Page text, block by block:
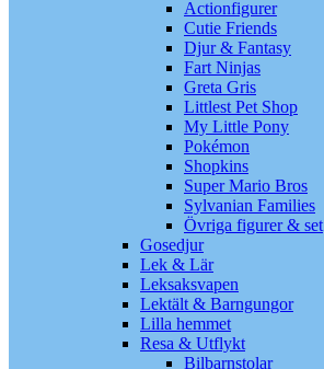
Actionfigurer
Cutie Friends
Djur & Fantasy
Fart Ninjas
Greta Gris
Littlest Pet Shop
My Little Pony
Pokémon
Shopkins
Super Mario Bros
Sylvanian Families
Övriga figurer & set
Gosedjur
Lek & Lär
Leksaksvapen
Lektält & Barngungor
Lilla hemmet
Resa & Utflykt
Bilbarnstolar